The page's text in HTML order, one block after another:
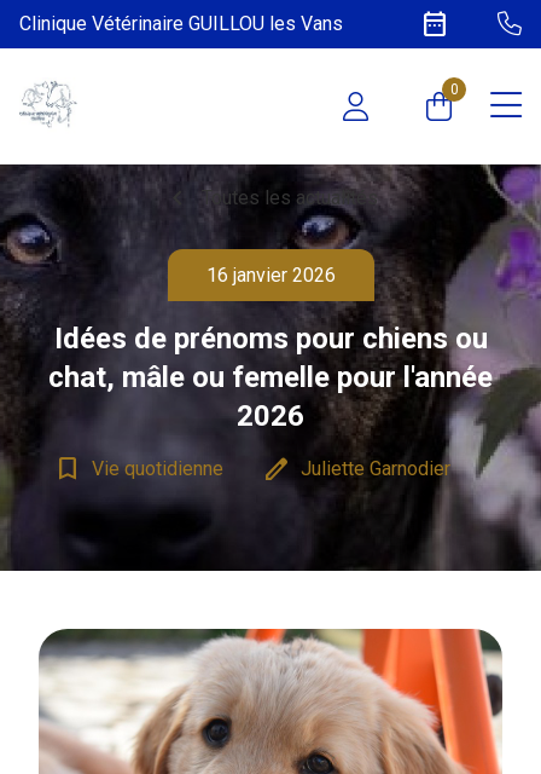
Clinique Vétérinaire GUILLOU les Vans date_range
0
chevron_left Toutes les actualités
16 janvier 2026
Idées de prénoms pour chiens ou
chat, mâle ou femelle pour l'année
2026
bookmark_border
Vie quotidienne edit Juliette Garnodier